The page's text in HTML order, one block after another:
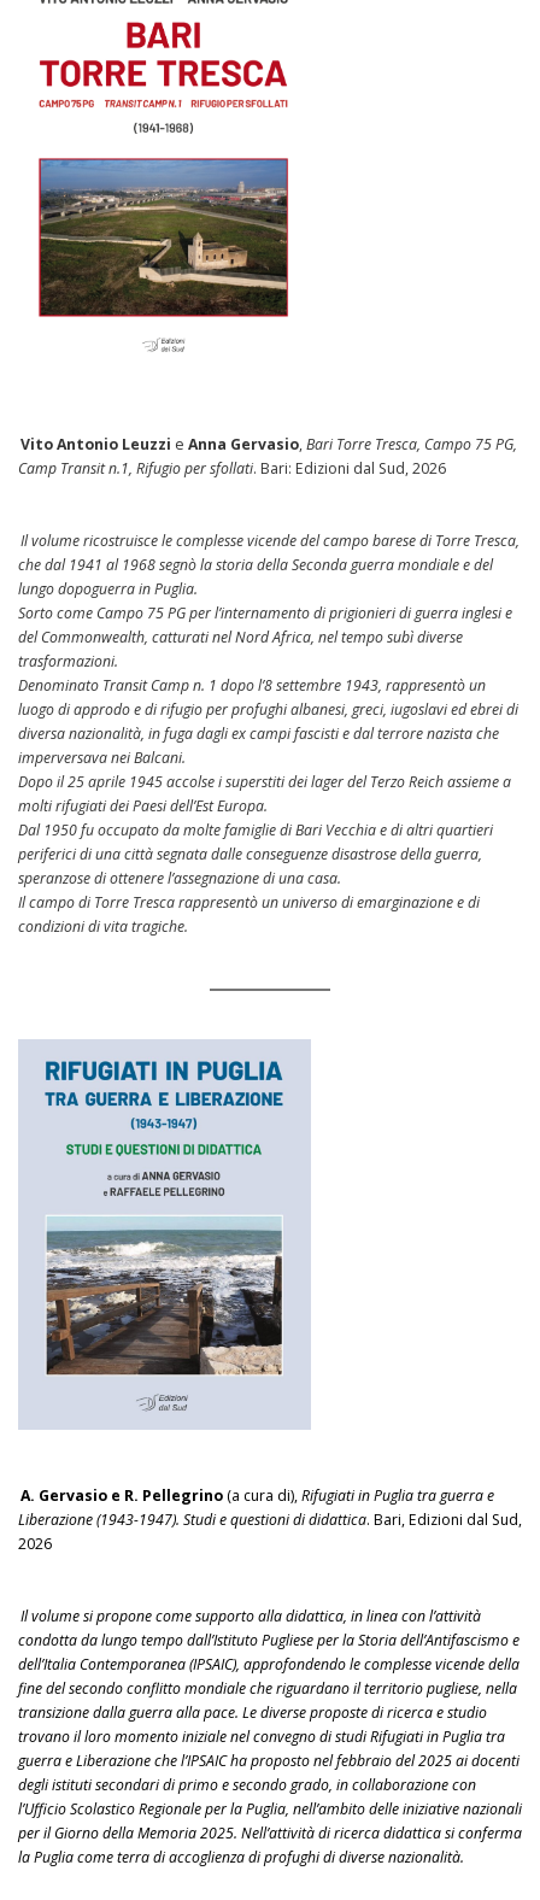
Vito Antonio Leuzzi eAnna Gervasio,Bari Torre Tresca, Campo 75 PG,
Camp Transit n.1, Rifugio per sfollati. Bari: Edizioni dal Sud, 2026
Il volume ricostruisce le complesse vicende del campo barese di Torre Tresca,
che dal 1941 al 1968 segnò la storia della Seconda guerra mondiale e del
lungo dopoguerra in Puglia.
Sorto come Campo 75 PG per l’internamento di prigionieri di guerra inglesi e
del Commonwealth, catturati nel Nord Africa, nel tempo subì diverse
trasformazioni.
Denominato Transit Camp n. 1 dopo l’8 settembre 1943, rappresentò un
luogo di approdo e di rifugio per profughi albanesi, greci, iugoslavi ed ebrei di
diversa nazionalità, in fuga dagli ex campi fascisti e dal terrore nazista che
imperversava nei Balcani.
Dopo il 25 aprile 1945 accolse i superstiti dei lager del Terzo Reich assieme a
molti rifugiati dei Paesi dell’Est Europa.
Dal 1950 fu occupato da molte famiglie di Bari Vecchia e di altri quartieri
periferici di una città segnata dalle conseguenze disastrose della guerra,
speranzose di ottenere l’assegnazione di una casa.
Il campo di Torre Tresca rappresentò un universo di emarginazione e di
condizioni di vita tragiche.
A. Gervasio e R. Pellegrino (a cura di),Rifugiati in Puglia tra guerra e
Liberazione (1943-1947). Studi e questioni di didattica. Bari, Edizioni dal Sud,
2026
Il volume si propone come supporto alla didattica, in linea con l’attività
condotta da lungo tempo dall’Istituto Pugliese per la Storia dell’Antifascismo e
dell’Italia Contemporanea (IPSAIC), approfondendo le complesse vicende della
fine del secondo conflitto mondiale che riguardano il territorio pugliese, nella
transizione dalla guerra alla pace. Le diverse proposte di ricerca e studio
trovano il loro momento iniziale nel convegno di studi Rifugiati in Puglia tra
guerra e Liberazione che l’IPSAIC ha proposto nel febbraio del 2025 ai docenti
degli istituti secondari di primo e secondo grado, in collaborazione con
l’Ufficio Scolastico Regionale per la Puglia, nell’ambito delle iniziative nazionali
per il Giorno della Memoria 2025. Nell’attività di ricerca didattica si conferma
la Puglia come terra di accoglienza di profughi di diverse nazionalità.